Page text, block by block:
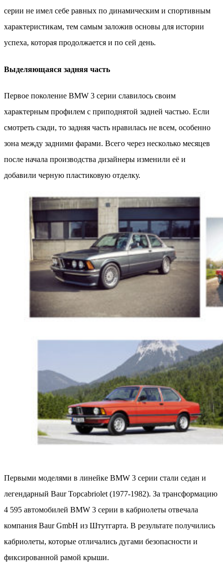
серии не имел себе равных по динамическим и спортивным
характеристикам, тем самым заложив основы для истории
успеха, которая продолжается и по сей день.
Выделяющаяся задняя часть
Первое поколение BMW 3 серии славилось своим
характерным профилем с приподнятой задней частью. Если
смотреть сзади, то задняя часть нравилась не всем, особенно
зона между задними фарами. Всего через несколько месяцев
после начала производства дизайнеры изменили её и
добавили черную пластиковую отделку.
Первыми моделями в линейке BMW 3 серии стали седан и
легендарный Baur Topcabriolet (1977-1982). За трансформацию
4 595 автомобилей BMW 3 серии в кабриолеты отвечала
компания Baur GmbH из Штутгарта. В результате получились
кабриолеты, которые отличались дугами безопасности и
фиксированной рамой крыши.